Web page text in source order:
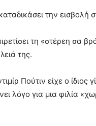
την εισβολή
τη «στέρεη σα
της.
Πούτιν είχε ο ίδιος
λόγο για μια φιλία